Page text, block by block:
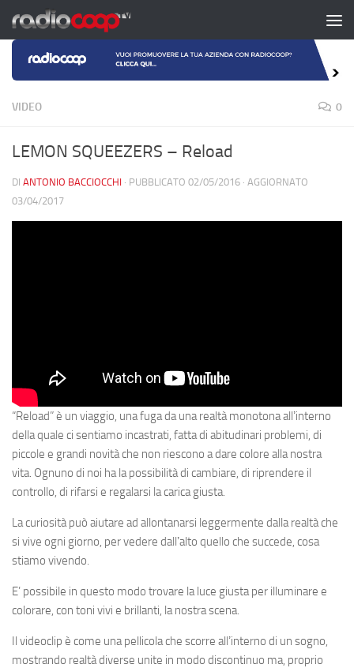
Salta al contenuto
VIDEO 0
LEMON SQUEEZERS – Reload
DI ANTONIO BACCIOCCHI · PUBBLICATO 02/05/2016 · AGGIORNATO
03/04/2017
“Reload” è un viaggio, una fuga da una realtà monotona allʼinterno
della quale ci sentiamo incastrati, fatta di abitudinari problemi, di
piccole e grandi novità che non riescono a dare colore alla nostra
vita. Ognuno di noi ha la possibilità di cambiare, di riprendere il
controllo, di rifarsi e regalarsi la carica giusta.
La curiosità può aiutare ad allontanarsi leggermente dalla realtà che
si vive ogni giorno, per vedere dallʼalto quello che succede, cosa
stiamo vivendo.
E’ possibile in questo modo trovare la luce giusta per illuminare e
colorare, con toni vivi e brillanti, la nostra scena.
Il videoclip è come una pellicola che scorre allʼinterno di un sogno,
mostrando realtà diverse unite in modo discontinuo ma, proprio